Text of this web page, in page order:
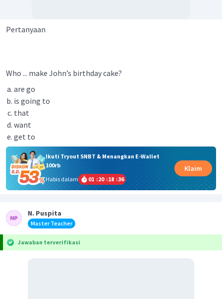
Pertanyaan
Who ... make John’s birthday cake?
are go
is going to
that
want
get to
Ikuti Tryout SNBT & Menangkan E-Wallet
100rb
Habis dalam
01 :20 :18 :35
Klaim
N. Puspita
Master Teacher
Jawaban terverifikasi